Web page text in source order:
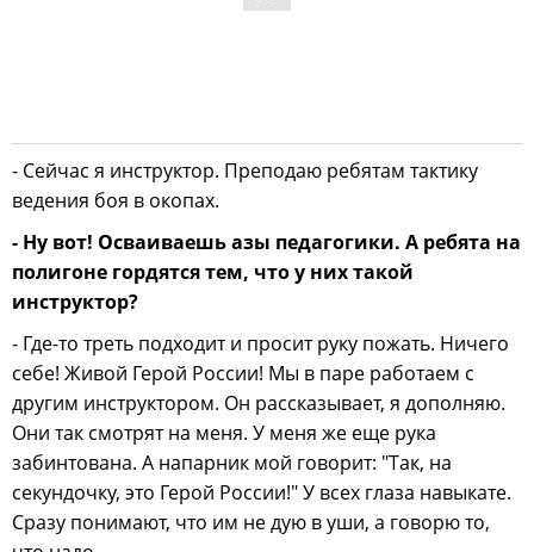
- Сейчас я инструктор. Преподаю ребятам тактику
ведения боя в окопах.
- Ну вот! Осваиваешь азы педагогики. А ребята на
полигоне гордятся тем, что у них такой
инструктор?
- Где-то треть подходит и просит руку пожать. Ничего
себе! Живой Герой России! Мы в паре работаем с
другим инструктором. Он рассказывает, я дополняю.
Они так смотрят на меня. У меня же еще рука
забинтована. А напарник мой говорит: "Так, на
секундочку, это Герой России!" У всех глаза навыкате.
Сразу понимают, что им не дую в уши, а говорю то,